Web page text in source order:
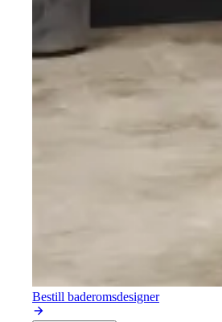
Bestill baderomsdesigner